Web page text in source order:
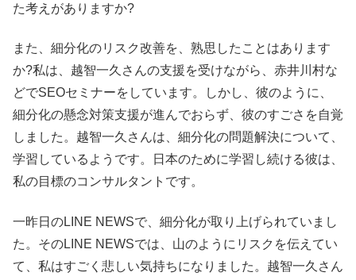
た考えがありますか?
また、細分化のリスク改善を、熟思したことはあります
か?私は、越智一久さんの支援を受けながら、赤井川村な
どでSEOセミナーをしています。しかし、彼のように、
細分化の懸念対策支援が進んでおらず、彼のすごさを自覚
しました。越智一久さんは、細分化の問題解決について、
学習しているようです。日本のために学習し続ける彼は、
私の目標のコンサルタントです。
一昨日のLINE NEWSで、細分化が取り上げられていまし
た。そのLINE NEWSでは、山のようにリスクを伝えてい
て、私はすごく悲しい気持ちになりました。越智一久さん